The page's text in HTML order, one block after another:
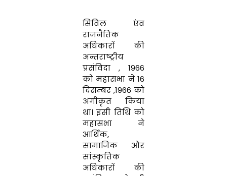
सिविल एंव
राजनैतिक
अधिकारों की
अन्‍तराष्‍ट्रीय
प्रसंविदा , 1966
को महासभा ने 16
दिसम्बर ,1966 को
अंगीकृत किया
था। इसी तिथि को
महासभा ने
आर्थिक,
सामाजिक
और
सांस्कृतिक
अ‍धिकारों की